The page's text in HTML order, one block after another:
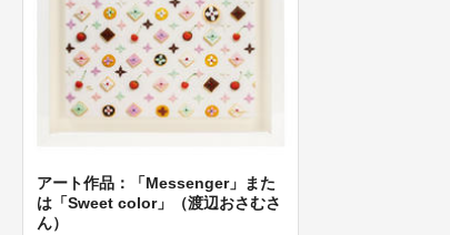
アート作品：「Messenger」また
は「Sweet color」（渡辺おさむさ
ん）